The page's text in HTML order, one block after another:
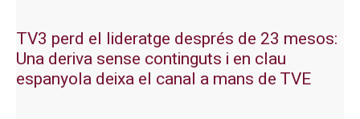
TV3 perd el lideratge després de 23 mesos:
Una deriva sense continguts i en clau
espanyola deixa el canal a mans de TVE